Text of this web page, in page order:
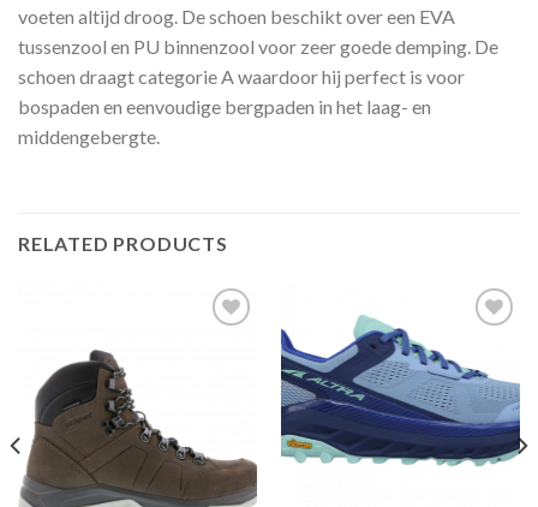
voeten altijd droog. De schoen beschikt over een EVA
tussenzool en PU binnenzool voor zeer goede demping. De
schoen draagt categorie A waardoor hij perfect is voor
bospaden en eenvoudige bergpaden in het laag- en
middengebergte.
RELATED PRODUCTS
verlanglijst